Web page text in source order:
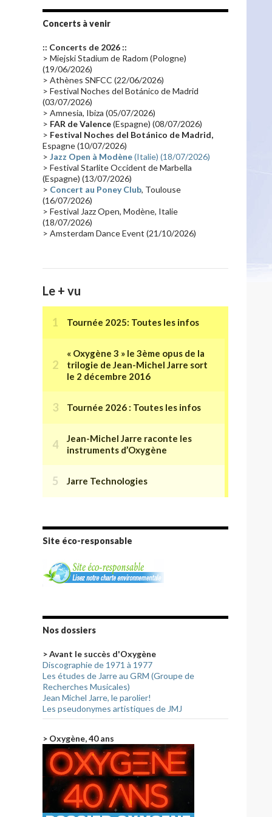
Promo 2019
Emissions 2010 Disques rares
Synthé 70's(20)
Claviériste(19) Groupe de Recherche Musicale
France 2 (18)
Critique(17) Coffret(17) Chronologie(16)
Passages radio(16)
Synthé 80's(16) Les concerts en Chine (16)
Cinéma(16) Houston
Synthé Roland Belgique
Récompense(14) Collaborations 70's(14)
Astronomie(14) France Inter(14)
Concerts à venir
:: Concerts de 2026 ::
> Miejski Stadium de Radom (Pologne)
(19/06/2026)
> Athènes SNFCC (22/06/2026)
> Festival Noches del Botánico de Madrid
(03/07/2026)
> Amnesia, Ibiza (05/07/2026)
> FAR de Valence(Espagne) (08/07/2026)
> Festival Noches del Botánico de Madrid,
Espagne (10/07/2026)
> Jazz Open à Modène(Italie) (18/07/2026)
> Festival Starlite Occident de Marbella
(Espagne) (13/07/2026)
> Concert au Poney Club, Toulouse
(16/07/2026)
> Festival Jazz Open, Modène, Italie
(18/07/2026)
> Amsterdam Dance Event (21/10/2026)
Le + vu
Site éco-responsable
Nos dossiers
> Avant le succès d'Oxygène
Discographie de 1971 à 1977
Les études de Jarre au GRM (Groupe de
Recherches Musicales)
Jean Michel Jarre, le parolier!
Les pseudonymes artistiques de JMJ
> Oxygène, 40 ans